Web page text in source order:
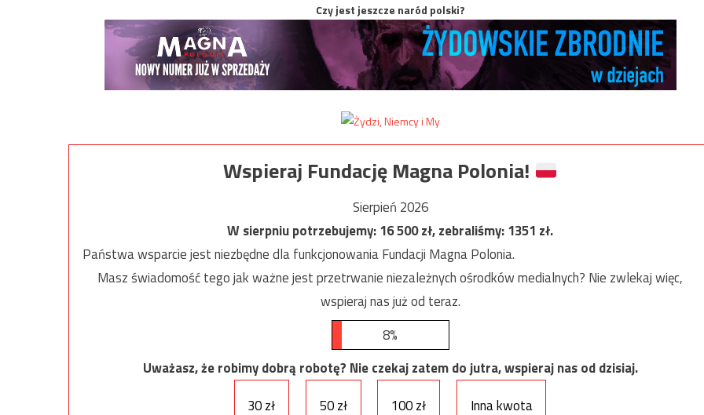
Czy jest jeszcze naród polski?
Wspieraj Fundację Magna Polonia!
Sierpień 2026
W sierpniu potrzebujemy:16 500zł, zebraliśmy:1351 zł.
Państwa wsparcie jest niezbędne dla funkcjonowania Fundacji Magna Polonia.
Masz świadomość tego jak ważne jest przetrwanie niezależnych ośrodków medialnych? Nie zwlekaj więc,
wspieraj nas już od teraz.
8%
Uważasz, że robimy dobrą robotę? Nie czekaj zatem do jutra, wspieraj nas od dzisiaj.
30 zł
50 zł 100 zł Inna kwota